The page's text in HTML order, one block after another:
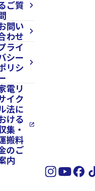
ご質
arrow_forward_ios
問い
わせ
arrow_forward_ios
ライ
シー
リシ
arrow_forward_ios
電リ
イク
法に
ける
集・
搬料
のご
内
open_in_new